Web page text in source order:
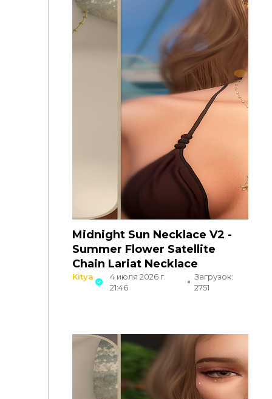
Midnight Sun Necklace V2 -
Summer Flower Satellite
Chain Lariat Necklace
Kitya
4 июля 2026 г.
21:46
Загрузок:
2751